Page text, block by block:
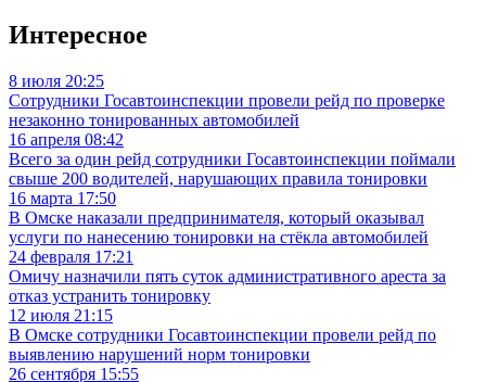
Интересное
8 июля 20:25
Сотрудники Госавтоинспекции провели рейд по проверке
незаконно тонированных автомобилей
16 апреля 08:42
Всего за один рейд сотрудники Госавтоинспекции поймали
свыше 200 водителей, нарушающих правила тонировки
16 марта 17:50
В Омске наказали предпринимателя, который оказывал
услуги по нанесению тонировки на стёкла автомобилей
24 февраля 17:21
Омичу назначили пять суток административного ареста за
отказ устранить тонировку
12 июля 21:15
В Омске сотрудники Госавтоинспекции провели рейд по
выявлению нарушений норм тонировки
26 сентября 15:55